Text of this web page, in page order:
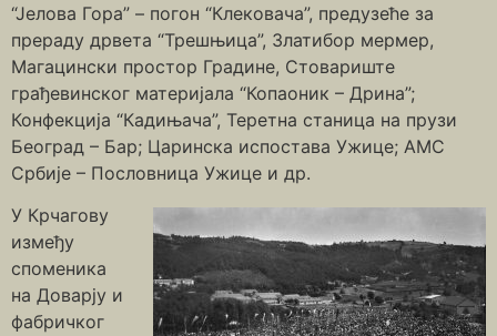
“Јелова Гора” – погон “Клековача”, предузеће за
прераду дрвета “Трешњица”, Златибор мермер,
Магацински простор Градине, Стовариште
грађевинског материјала “Копаоник – Дрина”;
Конфекција “Кадињача”, Теретна станица на прузи
Београд – Бар; Царинска испостава Ужице; АМС
Србије – Пословница Ужице и др.
У Крчагову
између
споменика
на Доварју и
фабричког